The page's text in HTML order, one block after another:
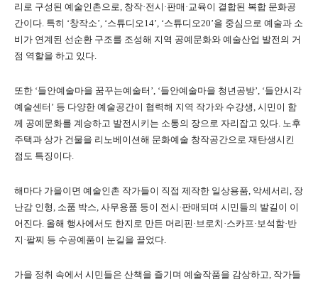
리로 구성된 예술인촌으로, 창작·전시·판매·교육이 결합된 복합 문화공
간이다. 특히 ‘창작소’, ‘스튜디오14’, ‘스튜디오20’을 중심으로 예술과 소
비가 연계된 선순환 구조를 조성해 지역 공예문화와 예술산업 발전의 거
점 역할을 하고 있다.
또한 ‘들안예술마을 꿈꾸는예술터’, ‘들안예술마을 청년공방’, ‘들안시각
예술센터’ 등 다양한 예술공간이 협력해 지역 작가와 수강생, 시민이 함
께 공예문화를 계승하고 발전시키는 소통의 장으로 자리잡고 있다. 노후
주택과 상가 건물을 리노베이션해 문화예술 창작공간으로 재탄생시킨
점도 특징이다.
해마다 가을이면 예술인촌 작가들이 직접 제작한 일상용품, 악세서리, 장
난감 인형, 소품 박스, 사무용품 등이 전시·판매되며 시민들의 발길이 이
어진다. 올해 행사에서도 한지로 만든 머리핀·브로치·스카프·보석함·반
지·팔찌 등 수공예품이 눈길을 끌었다.
가을 정취 속에서 시민들은 산책을 즐기며 예술작품을 감상하고, 작가들